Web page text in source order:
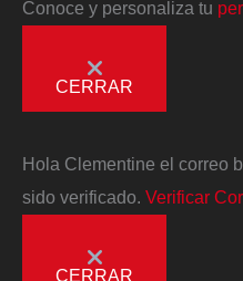
Conoce y personaliza tu
CERRAR
Hola Clementine el correo
sido verificado. Verificar
CERRAR